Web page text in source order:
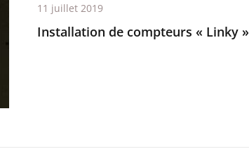
Installation de compteurs « Linky »
11 juillet 2019